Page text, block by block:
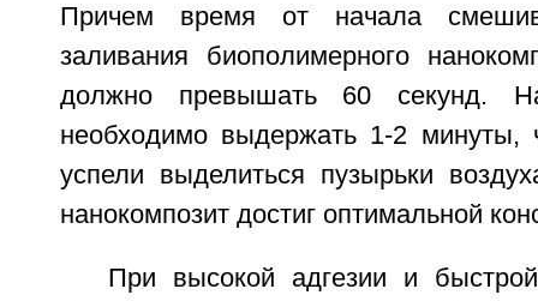
Причем время от начала
заливания биополимерного
должно превышать 60 секунд.
необходимо выдержать 1-2 минуты,
успели выделиться пузырьки
нанокомпозит достиг оптимальной
При высокой адгезии и